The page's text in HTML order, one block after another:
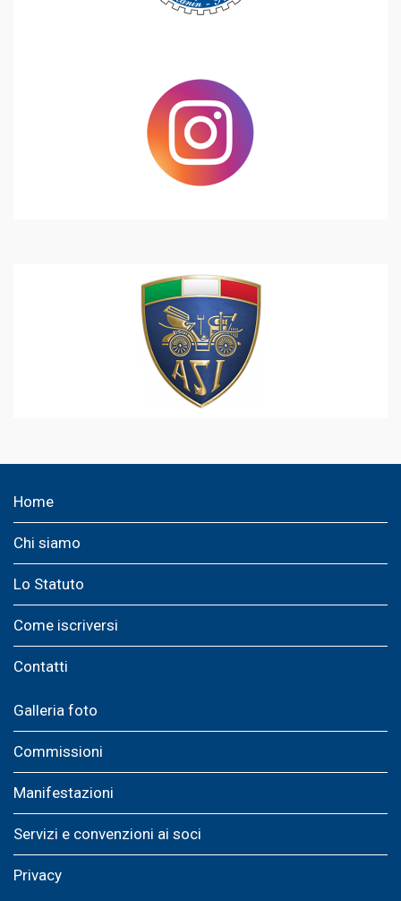
Home
Chi siamo
Lo Statuto
Come iscriversi
Contatti
Galleria foto
Commissioni
Manifestazioni
Servizi e convenzioni ai soci
Privacy